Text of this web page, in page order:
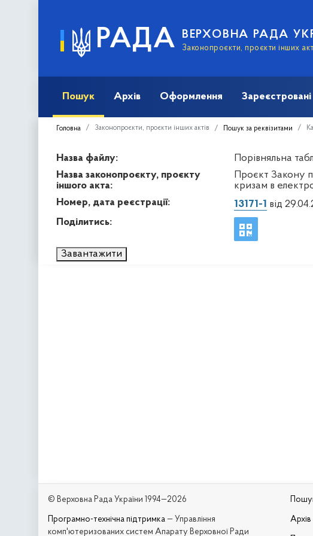
РАДА ВЕРХОВНА РАДА
Законопроєкти, проєкти інших
Пошук Архів Оформлення Зареєстровані
Головна Законопроєкти, проєкти інших актів Пошук за реквізитами
Назва файлу:
Порівняльна
Назва законопроєкту, проєкту
іншого акта:
Проєкт Закону
кризам в
Номер, дата реєстрації:
13171-1 від
Поділитись:
Завантажити
© Верховна Рада України 1994—2026
Програмно-технічна підтримка — Управління
комп'ютеризованих систем Апарату Верховної Ради
Архів